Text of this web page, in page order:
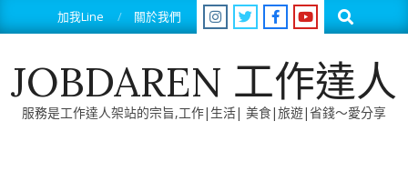
to
加我Line 關於我們 Search
JOBDAREN 工作達人
服務是工作達人架站的宗旨,工作|生活| 美食|旅遊|省錢～愛分享